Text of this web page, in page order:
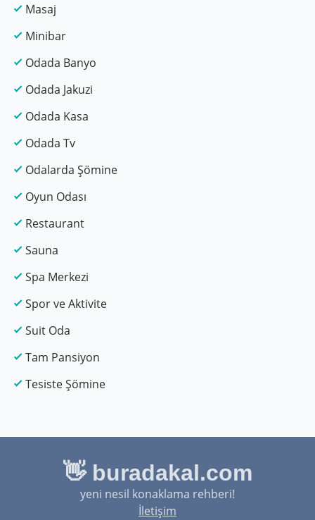
Masaj
Minibar
Odada Banyo
Odada Jakuzi
Odada Kasa
Odada Tv
Odalarda Şömine
Oyun Odası
Restaurant
Sauna
Spa Merkezi
Spor ve Aktivite
Suit Oda
Tam Pansiyon
Tesiste Şömine
👋 buradakal.com
yeni nesil konaklama rehberi!
İletişim